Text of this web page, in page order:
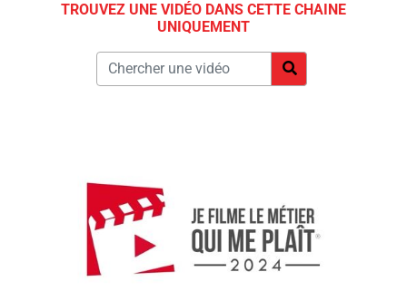
TROUVEZ UNE VIDÉO DANS CETTE CHAINE
UNIQUEMENT